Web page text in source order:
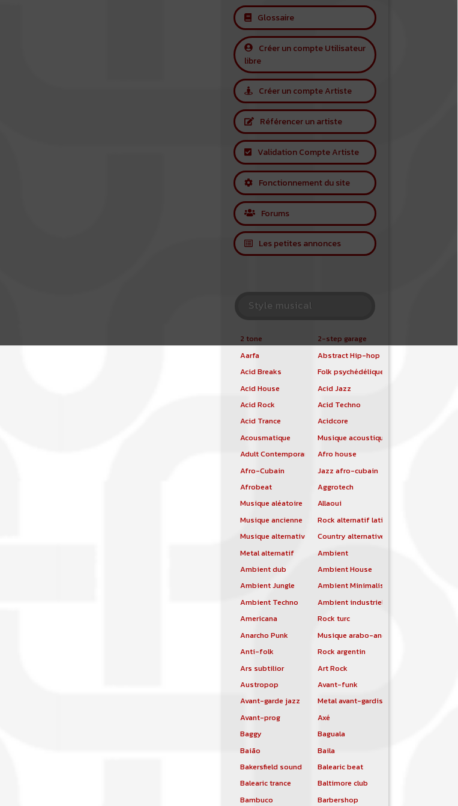
Glossaire
Créer un compte Utilisateur
libre
Créer un compte Artiste
Référencer un artiste
Validation Compte Artiste
Fonctionnement du site
Forums
Les petites annonces
Style musical
2 tone
2-step garage
Aarfa
Abstract Hip-hop
Acid Breaks
Folk psychédélique
Acid House
Acid Jazz
Acid Rock
Acid Techno
Acid Trance
Acidcore
Acousmatique
Musique acoustique
Adult Contemporary
Afro house
Afro-Cubain
Jazz afro-cubain
Afrobeat
Aggrotech
Musique aléatoire
Allaoui
Musique ancienne
Rock alternatif latino
Musique alternative
Country alternative
Metal alternatif
Ambient
Ambient dub
Ambient House
Ambient Jungle
Ambient Minimalist
Ambient Techno
Ambient industriel
Americana
Rock turc
Anarcho Punk
Musique arabo-andalouse
Anti-folk
Rock argentin
Ars subtilior
Art Rock
Austropop
Avant-funk
Avant-garde jazz
Metal avant-gardiste
Avant-prog
Axé
Baggy
Baguala
Baião
Baila
Bakersfield sound
Balearic beat
Balearic trance
Baltimore club
Bambuco
Barbershop